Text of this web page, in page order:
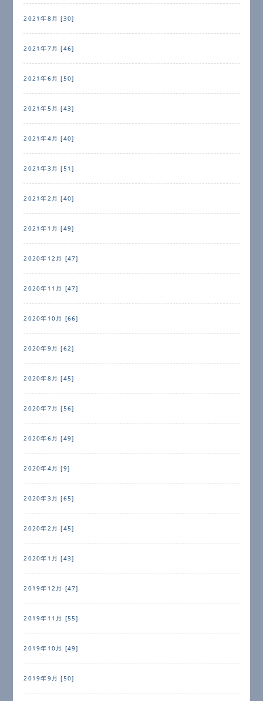
2021年8月 [30]
2021年7月 [46]
2021年6月 [50]
2021年5月 [43]
2021年4月 [40]
2021年3月 [51]
2021年2月 [40]
2021年1月 [49]
2020年12月 [47]
2020年11月 [47]
2020年10月 [66]
2020年9月 [62]
2020年8月 [45]
2020年7月 [56]
2020年6月 [49]
2020年4月 [9]
2020年3月 [65]
2020年2月 [45]
2020年1月 [43]
2019年12月 [47]
2019年11月 [55]
2019年10月 [49]
2019年9月 [50]